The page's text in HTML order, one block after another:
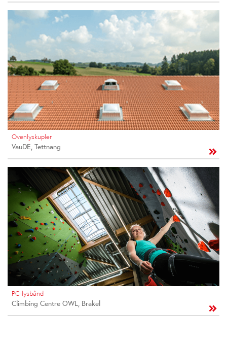
Ovenlyskupler
VauDE, Tettnang
PC-lysbånd
Climbing Centre OWL, Brakel